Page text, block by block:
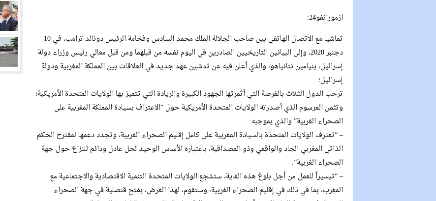
ازمورانفو24:
تماشيا مع الاتصال الهاتفي بين صاحب الجلالة الملك محمد السادس وفخامة الرئيس دونالد ترامب، في 10
دجنبر 2020، وإلى البيانين التاريخيين الصادرين في اليوم نفسه من قبلهما ومن قبل معالي رئيس وزراء دولة
إسرائيل، بنيامين نتانياهو، والذي أعلن فيه عن تدشين عهد جديد في العلاقات بين المملكة المغربية ودولة
إسرائيل؛
ترحب الدول الثلاث بالفرصة التي أثمرتها الجهود الكبيرة والريادة التي تتميز بها الولايات المتحدة الأمريكية؛
وتثمن المرسوم الذي أصدرته الولايات المتحدة الأمريكية حول “الاعتراف بسيادة المملكة المغربية على
الصحراء الغربية” والذي بموجبه:
– “تعترف الولايات المتحدة بالسيادة المغربية على كامل إقليم الصحراء الغربية، وتجدد دعمها لمقترح الحكم
الذاتي المغربي الجاد والواقعي وذو المصداقية، باعتباره الأساس الوحيد لحل عادل ودائم للنزاع حول جهة
الصحراء الغربية”.
– “تيسيراً للعمل من أجل بلوغ هذه الغاية، ستشجع الولايات المتحدة التنمية الاقتصادية والاجتماعية مع
المغرب، بما في ذلك في إقليم الصحراء الغربية، وستقوم، لهذا الغرض، بفتح قنصلية في جهة الصحراء